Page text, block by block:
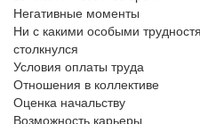
Негативные моменты
Ни с какими особыми
столкнулся
Условия оплаты труда
Отношения в коллективе
Оценка начальству
Возможность карьеры